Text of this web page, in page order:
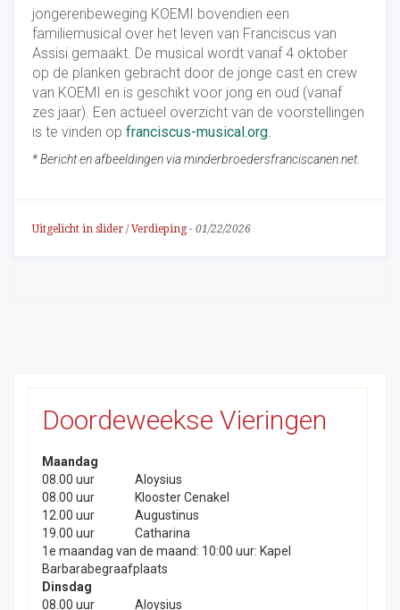
jongerenbeweging KOEMI bovendien een
familiemusical over het leven van Franciscus van
Assisi gemaakt. De musical wordt vanaf 4 oktober
op de planken gebracht door de jonge cast en crew
van KOEMI en is geschikt voor jong en oud (vanaf
zes jaar). Een actueel overzicht van de voorstellingen
is te vinden op franciscus-musical.org.
* Bericht en afbeeldingen via minderbroedersfranciscanen.net.
Uitgelicht in slider / Verdieping- 01/22/2026
Doordeweekse Vieringen
Maandag
08.00 uur
Aloysius
08.00 uur
Klooster Cenakel
12.00 uur
Augustinus
19.00 uur
Catharina
1e maandag van de maand: 10:00 uur: Kapel
Barbarabegraafplaats
Dinsdag
08.00 uur
Aloysius